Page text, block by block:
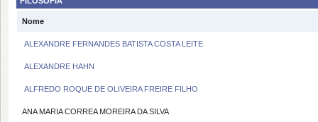
Nome
ALEXANDRE FERNANDES BATISTA COSTA LEITE
ALEXANDRE HAHN
ALFREDO ROQUE DE OLIVEIRA FREIRE FILHO
ANA MARIA CORREA MOREIRA DA SILVA